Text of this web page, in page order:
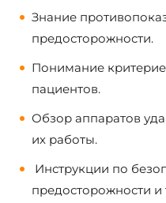
Знание
предосторожности.
Понимание
пациентов.
Обзор аппаратов
их работы.
Инструкции по
предосторожности и